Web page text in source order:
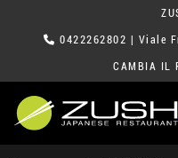
0422262802 | Viale
CAMBIA IL